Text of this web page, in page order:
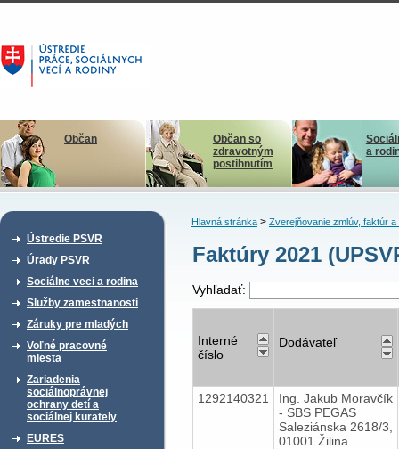
Občan
Občan so
zdravotným
postihnutím
a
Ústredie PSVR
Úrady PSVR
Sociálne veci a rodina
Služby zamestnanosti
Záruky pre mladých
Voľné pracovné
miesta
Zariadenia
sociálnoprávnej
ochrany detí a
sociálnej kurately
EURES
Hlavná stránka> Zverejňovanie zmlúv, faktúr a
Faktúry 2021
Vyhľadať:
Interné
číslo
Dodávateľ
1292140321
Ing. Jakub Moravčík
- SBS PEGAS
Saleziánska 2618/3,
01001 Žilina